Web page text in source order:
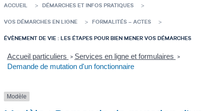
ACCUEIL DÉMARCHES ET INFOS PRATIQUES
VOS DÉMARCHES EN LIGNE FORMALITÉS – ACTES
ÉVÈNEMENT DE VIE : LES ÉTAPES POUR BIEN MENER VOS DÉMARCHES
Accueil particuliers > Services en ligne et formulaires >
Demande de mutation d'un fonctionnaire
Modèle